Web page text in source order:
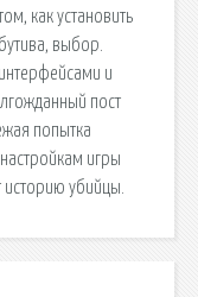
как установить
выбор.
и
пост
попытка
игры
убийцы.